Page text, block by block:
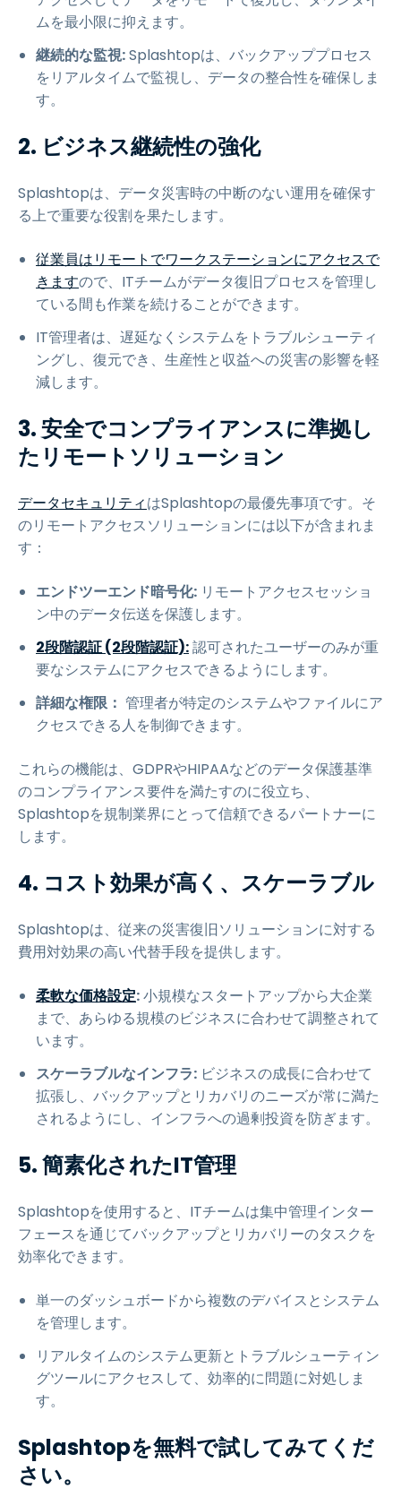
ムを最小限に抑えます。
継続的な監視:Splashtopは、バックアッププロセス
をリアルタイムで監視し、データの整合性を確保しま
す。
2. ビジネス継続性の強化
Splashtopは、データ災害時の中断のない運用を確保す
る上で重要な役割を果たします。
従業員はリモートでワークステーションにアクセスで
きますので、ITチームがデータ復旧プロセスを管理し
ている間も作業を続けることができます。
IT管理者は、遅延なくシステムをトラブルシューティ
ングし、復元でき、生産性と収益への災害の影響を軽
減します。
3. 安全でコンプライアンスに準拠し
たリモートソリューション
データセキュリティはSplashtopの最優先事項です。そ
のリモートアクセスソリューションには以下が含まれま
す：
エンドツーエンド暗号化: リモートアクセスセッショ
ン中のデータ伝送を保護します。
2段階認証 (2段階認証):認可されたユーザーのみが重
要なシステムにアクセスできるようにします。
詳細な権限： 管理者が特定のシステムやファイルにア
クセスできる人を制御できます。
これらの機能は、GDPRやHIPAAなどのデータ保護基準
のコンプライアンス要件を満たすのに役立ち、
Splashtopを規制業界にとって信頼できるパートナーに
します。
4. コスト効果が高く、スケーラブル
Splashtopは、従来の災害復旧ソリューションに対する
費用対効果の高い代替手段を提供します。
柔軟な価格設定:小規模なスタートアップから大企業
まで、あらゆる規模のビジネスに合わせて調整されて
います。
スケーラブルなインフラ: ビジネスの成長に合わせて
拡張し、バックアップとリカバリのニーズが常に満た
されるようにし、インフラへの過剰投資を防ぎます。
5. 簡素化されたIT管理
Splashtopを使用すると、ITチームは集中管理インター
フェースを通じてバックアップとリカバリーのタスクを
効率化できます。
単一のダッシュボードから複数のデバイスとシステム
を管理します。
リアルタイムのシステム更新とトラブルシューティン
グツールにアクセスして、効率的に問題に対処しま
す。
Splashtopを無料で試してみてくだ
さい。